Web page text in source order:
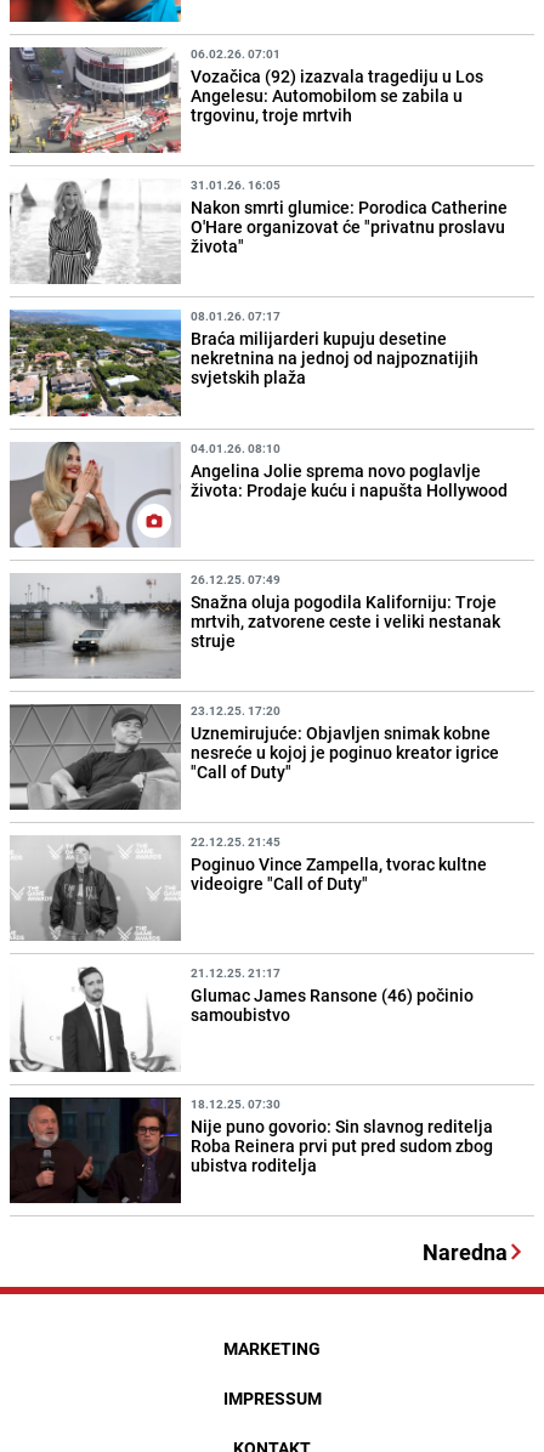
06.02.26. 07:01
Vozačica (92) izazvala tragediju u Los
Angelesu: Automobilom se zabila u
trgovinu, troje mrtvih
31.01.26. 16:05
Nakon smrti glumice: Porodica Catherine
O'Hare organizovat će "privatnu proslavu
života"
08.01.26. 07:17
Braća milijarderi kupuju desetine
nekretnina na jednoj od najpoznatijih
svjetskih plaža
04.01.26. 08:10
Angelina Jolie sprema novo poglavlje
života: Prodaje kuću i napušta Hollywood
26.12.25. 07:49
Snažna oluja pogodila Kaliforniju: Troje
mrtvih, zatvorene ceste i veliki nestanak
struje
23.12.25. 17:20
Uznemirujuće: Objavljen snimak kobne
nesreće u kojoj je poginuo kreator igrice
"Call of Duty"
22.12.25. 21:45
Poginuo Vince Zampella, tvorac kultne
videoigre "Call of Duty"
21.12.25. 21:17
Glumac James Ransone (46) počinio
samoubistvo
18.12.25. 07:30
Nije puno govorio: Sin slavnog reditelja
Roba Reinera prvi put pred sudom zbog
ubistva roditelja
Naredna
MARKETING
IMPRESSUM